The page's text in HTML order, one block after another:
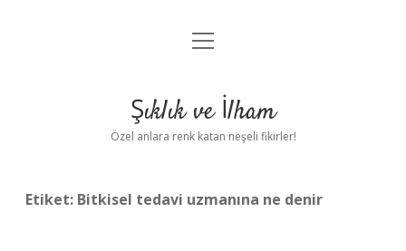
Anasayfa
Yasal Uyarı
menüyü
Şıklık ve İlham
Özel anlara renk katan neşeli fikirler!
Etiket: Bitkisel tedavi uzmanına ne denir